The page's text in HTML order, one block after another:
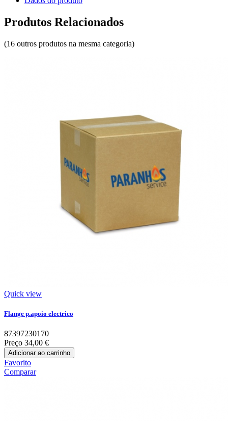
Produtos Relacionados
(16 outros produtos na mesma categoria)
Quick view
Flange p.apoio electrico
87397230170
Preço 34,00 €
Adicionar ao carrinho
Favorito
Comparar